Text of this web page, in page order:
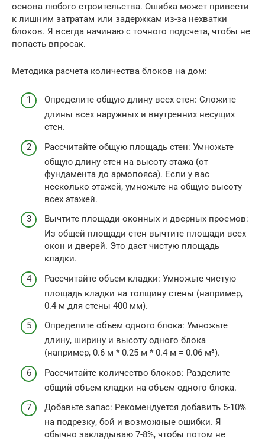
основа любого строительства. Ошибка может привести
к лишним затратам или задержкам из-за нехватки
блоков. Я всегда начинаю с точного подсчета, чтобы не
попасть впросак.
Методика расчета количества блоков на дом:
Определите общую длину всех стен: Сложите
длины всех наружных и внутренних несущих
стен.
Рассчитайте общую площадь стен: Умножьте
общую длину стен на высоту этажа (от
фундамента до армопояса). Если у вас
несколько этажей, умножьте на общую высоту
всех этажей.
Вычтите площади оконных и дверных проемов:
Из общей площади стен вычтите площади всех
окон и дверей. Это даст чистую площадь
кладки.
Рассчитайте объем кладки: Умножьте чистую
площадь кладки на толщину стены (например,
0.4 м для стены 400 мм).
Определите объем одного блока: Умножьте
длину, ширину и высоту одного блока
(например, 0.6 м * 0.25 м * 0.4 м = 0.06 м³).
Рассчитайте количество блоков: Разделите
общий объем кладки на объем одного блока.
Добавьте запас: Рекомендуется добавить 5-10%
на подрезку, бой и возможные ошибки. Я
обычно закладываю 7-8%, чтобы потом не